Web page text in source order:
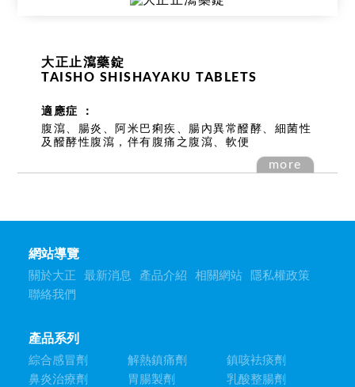
大正止瀉藥錠
TAISHO SHISHAYAKU TABLETS
適應症 ：
腹瀉、腸炎、阿米巴痢疾、腸內異常醱酵、細菌性
及醱酵性腹瀉，伴有腹痛之腹瀉、軟便
more
網站導覽
關於大正 最新消息 產品介紹 相關網站
隱私權政策
聯絡我們
產品系列
綜合感冒劑 解熱鎮痛劑
鎮咳袪痰劑
鼻炎治療劑
胃腸製劑 乳酸整腸劑